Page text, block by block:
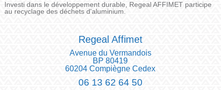
Investi dans le développement durable, Regeal AFFIMET participe
au recyclage des déchets d'aluminium.
Regeal Affimet
Avenue du Vermandois
BP 80419
60204 Compiègne Cedex
06 13 62 64 50